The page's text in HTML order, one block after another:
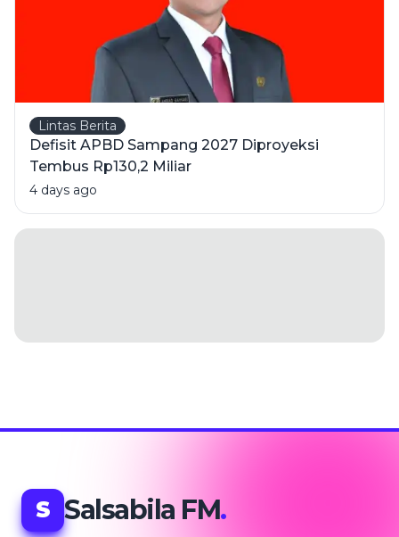
Lintas Berita
Defisit APBD Sampang 2027 Diproyeksi
Tembus Rp130,2 Miliar
4 days ago
S Salsabila FM.